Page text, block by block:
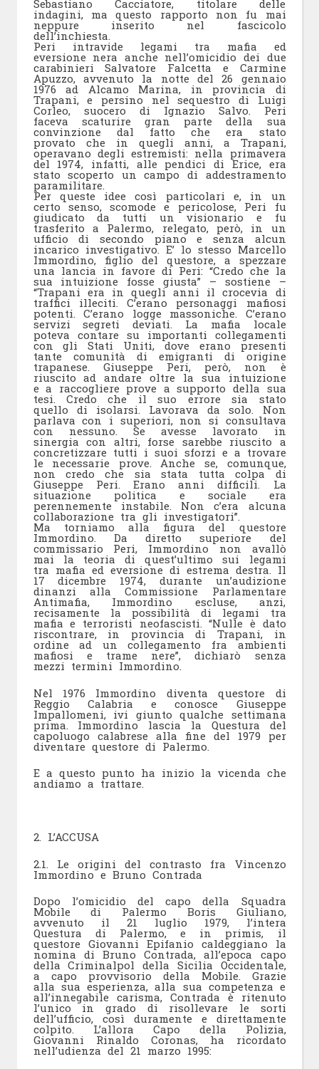
Sebastiano Cacciatore, titolare delle
indagini, ma questo rapporto non fu mai
neppure inserito nel fascicolo
dell’inchiesta.
Peri intravide legami tra mafia ed
eversione nera anche nell’omicidio dei due
carabinieri Salvatore Falcetta e Carmine
Apuzzo, avvenuto la notte del 26 gennaio
1976 ad Alcamo Marina, in provincia di
Trapani, e persino nel sequestro di Luigi
Corleo, suocero di Ignazio Salvo. Peri
faceva scaturire gran parte della sua
convinzione dal fatto che era stato
provato che in quegli anni, a Trapani,
operavano degli estremisti: nella primavera
del 1974, infatti, alle pendici di Erice, era
stato scoperto un campo di addestramento
paramilitare.
Per queste idee così particolari e, in un
certo senso, scomode e pericolose, Peri fu
giudicato da tutti un visionario e fu
trasferito a Palermo, relegato, però, in un
ufficio di secondo piano e senza alcun
incarico investigativo. E’ lo stesso Marcello
Immordino, figlio del questore, a spezzare
una lancia in favore di Peri: “Credo che la
sua intuizione fosse giusta” – sostiene –
“Trapani era in quegli anni il crocevia di
traffici illeciti. C’erano personaggi mafiosi
potenti. C’erano logge massoniche. C’erano
servizi segreti deviati. La mafia locale
poteva contare su importanti collegamenti
con gli Stati Uniti, dove erano presenti
tante comunità di emigranti di origine
trapanese. Giuseppe Peri, però, non è
riuscito ad andare oltre la sua intuizione
e a raccogliere prove a supporto della sua
tesi. Credo che il suo errore sia stato
quello di isolarsi. Lavorava da solo. Non
parlava con i superiori, non si consultava
con nessuno. Se avesse lavorato in
sinergia con altri, forse sarebbe riuscito a
concretizzare tutti i suoi sforzi e a trovare
le necessarie prove. Anche se, comunque,
non credo che sia stata tutta colpa di
Giuseppe Peri. Erano anni difficili. La
situazione politica e sociale era
perennemente instabile. Non c’era alcuna
collaborazione tra gli investigatori”.
Ma torniamo alla figura del questore
Immordino. Da diretto superiore del
commissario Peri, Immordino non avallò
mai la teoria di quest’ultimo sui legami
tra mafia ed eversione di estrema destra. Il
17 dicembre 1974, durante un’audizione
dinanzi alla Commissione Parlamentare
Antimafia, Immordino escluse, anzi,
recisamente la possibilità di legami tra
mafia e terroristi neofascisti. “Nulle è dato
riscontrare, in provincia di Trapani, in
ordine ad un collegamento fra ambienti
mafiosi e trame nere”, dichiarò senza
mezzi termini Immordino.
Nel 1976 Immordino diventa questore di
Reggio Calabria e conosce Giuseppe
Impallomeni, ivi giunto qualche settimana
prima. Immordino lascia la Questura del
capoluogo calabrese alla fine del 1979 per
diventare questore di Palermo.
E a questo punto ha inizio la vicenda che
andiamo a trattare.
2. L’ACCUSA
2.1. Le origini del contrasto fra Vincenzo
Immordino e Bruno Contrada
Dopo l’omicidio del capo della Squadra
Mobile di Palermo Boris Giuliano,
avvenuto il 21 luglio 1979, l’intera
Questura di Palermo, e in primis, il
questore Giovanni Epifanio caldeggiano la
nomina di Bruno Contrada, all’epoca capo
della Criminalpol della Sicilia Occidentale,
a capo provvisorio della Mobile. Grazie
alla sua esperienza, alla sua competenza e
all’innegabile carisma, Contrada è ritenuto
l’unico in grado di risollevare le sorti
dell’ufficio, così duramente e direttamente
colpito. L’allora Capo della Polizia,
Giovanni Rinaldo Coronas, ha ricordato
nell’udienza del 21 marzo 1995: